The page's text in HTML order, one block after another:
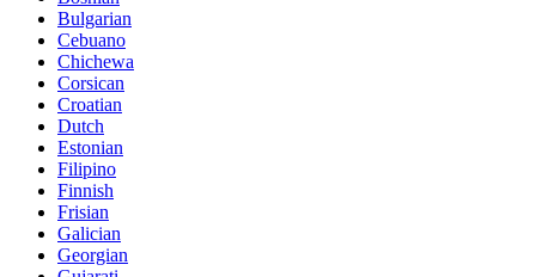
Bulgarian
Cebuano
Chichewa
Corsican
Croatian
Dutch
Estonian
Filipino
Finnish
Frisian
Galician
Georgian